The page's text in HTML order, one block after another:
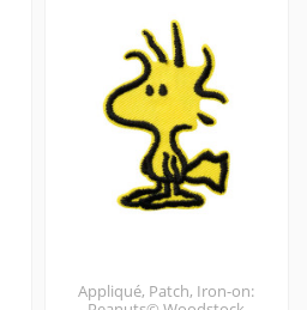
Appliqué, Patch, Iron-on: